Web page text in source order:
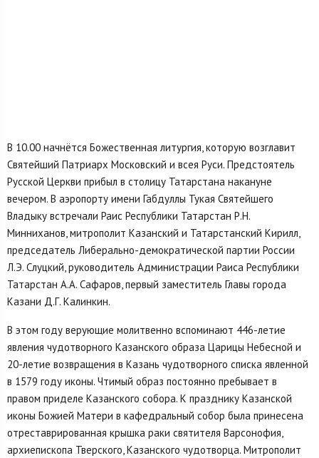
В 10.00 начнётся Божественная литургия, которую возглавит
Святейший Патриарх Московский и всея Руси. Предстоятель
Русской Церкви прибыл в столицу Татарстана накануне
вечером. В аэропорту имени Габдуллы Тукая Святейшего
Владыку встречали Раис Республики Татарстан Р.Н.
Минниханов, митрополит Казанский и Татарстанский Кирилл,
председатель Либерально-демократической партии России
Л.Э. Слуцкий, руководитель Администрации Раиса Республики
Татарстан А.А. Сафаров, первый заместитель Главы города
Казани Д.Г. Калинкин.
В этом году верующие молитвенно вспоминают 446-летие
явления чудотворного Казанского образа Царицы Небесной и
20-летие возвращения в Казань чудотворного списка явленной
в 1579 году иконы. Чтимый образ постоянно пребывает в
правом приделе Казанского собора. К празднику Казанской
иконы Божией Матери в кафедральный собор была принесена
отреставрированная крышка раки святителя Варсонофия,
архиепископа Тверского, Казанского чудотворца. Митрополит